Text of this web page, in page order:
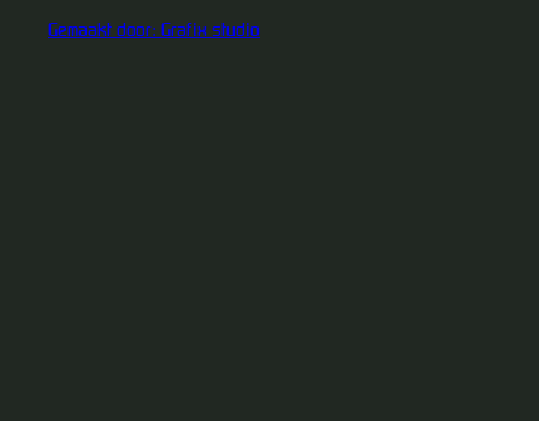
Gemaakt door: Grafix studio